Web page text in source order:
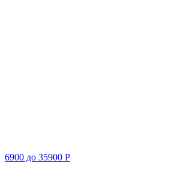
6900 до 35900 Р